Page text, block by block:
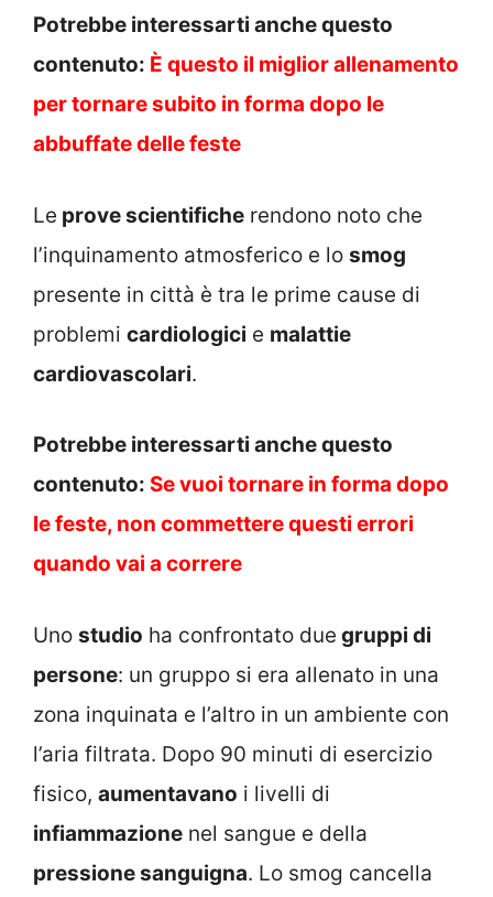
Potrebbe interessarti anche questo
contenuto: È questo il miglior allenamento
per tornare subito in forma dopo le
abbuffate delle feste
Le prove scientifiche rendono noto che
l’inquinamento atmosferico e lo smog
presente in città è tra le prime cause di
problemi cardiologici e malattie
cardiovascolari.
Potrebbe interessarti anche questo
contenuto: Se vuoi tornare in forma dopo
le feste, non commettere questi errori
quando vai a correre
Uno studio ha confrontato due gruppi di
persone: un gruppo si era allenato in una
zona inquinata e l’altro in un ambiente con
l’aria filtrata. Dopo 90 minuti di esercizio
fisico, aumentavano i livelli di
infiammazione nel sangue e della
pressione sanguigna. Lo smog cancella